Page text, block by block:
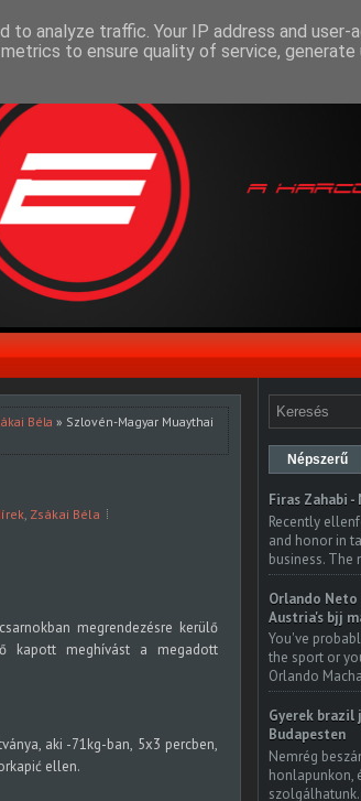
Béla » Szlovén-Magyar Muaythai
, Zsákai Béla
megrendezésre kerülő
kapott meghívást a megadott
aki -71kg-ban, 5x3 percben,
ellen.
Népszerű
Firas Zahabi
Recently
and honor in
business. The
Orlando Neto
Austria's bjj
You've
the sport or
Orlando
Gyerek
Budapesten
Nemrég
honlapunkon,
analyze traffic. Your IP address and user-
to ensure quality of service, generate